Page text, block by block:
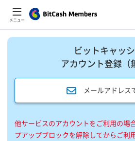
メニュー
ビットキャッ
アカウント登録​（
メールアドレス
他サービスのアカウントをご利用の場
プアップブロックを解除してからご利